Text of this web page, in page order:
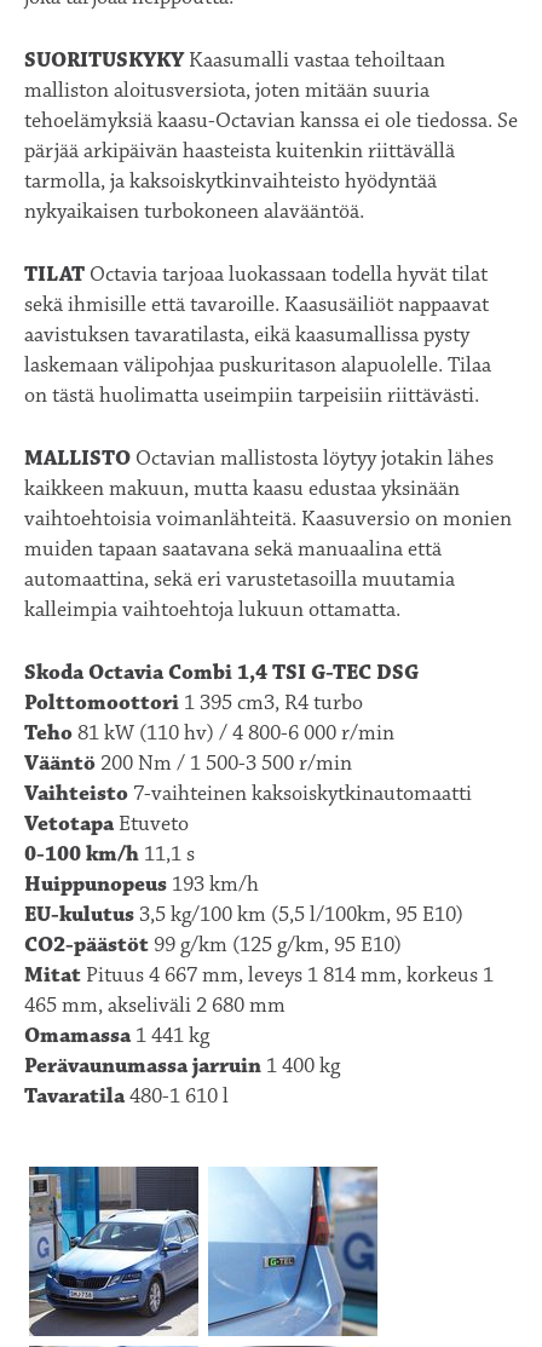
SUORITUSKYKYKaasumalli vastaa tehoiltaan
malliston aloitusversiota, joten mitään suuria
tehoelämyksiä kaasu-Octavian kanssa ei ole tiedossa. Se
pärjää arkipäivän haasteista kuitenkin riittävällä
tarmolla, ja kaksoiskytkinvaihteisto hyödyntää
nykyaikaisen turbokoneen alavääntöä.
TILAT Octavia tarjoaa luokassaan todella hyvät tilat
sekä ihmisille että tavaroille. Kaasusäiliöt nappaavat
aavistuksen tavaratilasta, eikä kaasumallissa pysty
laskemaan välipohjaa puskuritason alapuolelle. Tilaa
on tästä huolimatta useimpiin tarpeisiin riittävästi.
MALLISTO Octavian mallistosta löytyy jotakin lähes
kaikkeen makuun, mutta kaasu edustaa yksinään
vaihtoehtoisia voimanlähteitä. Kaasuversio on monien
muiden tapaan saatavana sekä manuaalina että
automaattina, sekä eri varustetasoilla muutamia
kalleimpia vaihtoehtoja lukuun ottamatta.
Skoda Octavia Combi 1,4 TSI G-TEC DSG
Polttomoottori 1 395 cm3, R4 turbo
Teho81 kW (110 hv) / 4 800-6 000 r/min
Vääntö 200 Nm / 1 500-3 500 r/min
Vaihteisto 7-vaihteinen kaksoiskytkinautomaatti
Vetotapa Etuveto
0-100 km/h 11,1 s
Huippunopeus 193 km/h
EU-kulutus3,5 kg/100 km (5,5 l/100km, 95 E10)
CO2-päästöt 99 g/km (125 g/km, 95 E10)
Mitat Pituus 4 667 mm, leveys 1 814 mm, korkeus 1
465 mm, akseliväli 2 680 mm
Omamassa 1 441 kg
Perävaunumassa jarruin 1 400 kg
Tavaratila480-1 610 l